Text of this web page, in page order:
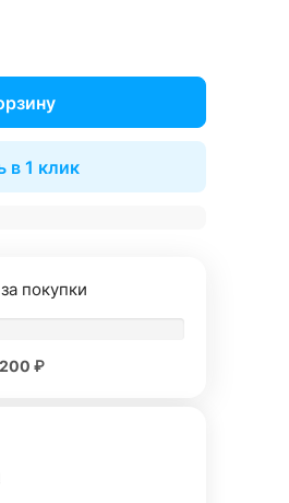
в 1 клик
покупки
₽